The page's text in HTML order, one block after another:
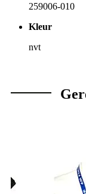
259006-010
Kleur
nvt